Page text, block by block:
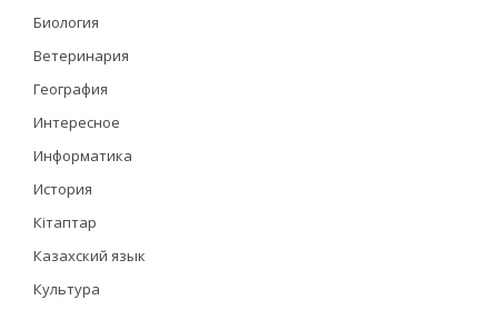
Биология
Ветеринария
География
Интересное
Информатика
История
Кітаптар
Казахский язык
Культура